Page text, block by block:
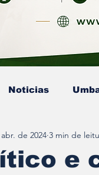
Noticias
Colunista - Mestre
e
de 2024 3 min de